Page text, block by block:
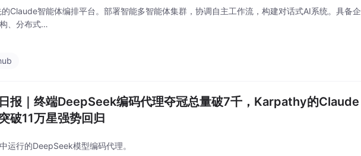
Claude智能体编排平台。部署智能多智能体集群，协调自主工作流，构建对话式AI系统。具备企
、分布式…
报｜终端DeepSeek编码代理夺冠总量破7千，Karpathy的Claude
破11万星强势回归
运行的DeepSeek模型编码代理。